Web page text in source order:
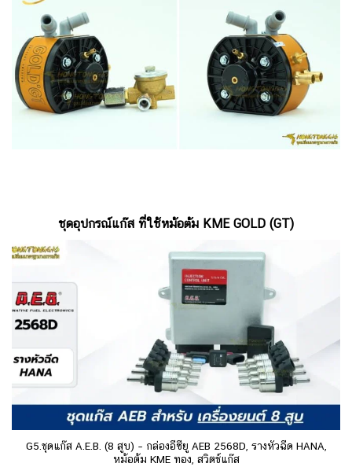
ชุดอุปกรณ์แก๊ส ที่ใช้หม้อต้ม KME GOLD (GT)
G5.ชุดแก๊ส A.E.B. (8 สูบ) – กล่องอีซียู AEB 2568D, รางหัวฉีด HANA,
หม้อต้ม KME ทอง, สวิตช์แก๊ส